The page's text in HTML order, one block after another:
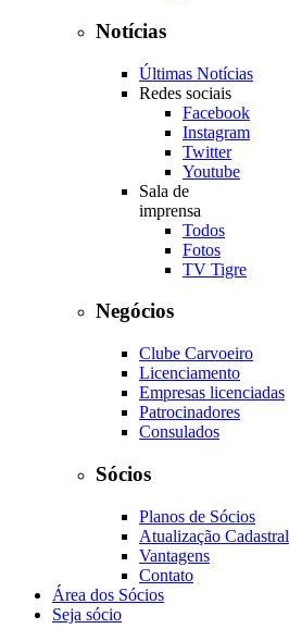
Notícias
Últimas Notícias
Redes sociais
Facebook
Instagram
Twitter
Youtube
Sala de
imprensa
Todos
Fotos
TV Tigre
Negócios
Clube Carvoeiro
Licenciamento
Empresas licenciadas
Patrocinadores
Consulados
Sócios
Planos de Sócios
Atualização Cadastral
Vantagens
Contato
Área dos Sócios
Seja sócio